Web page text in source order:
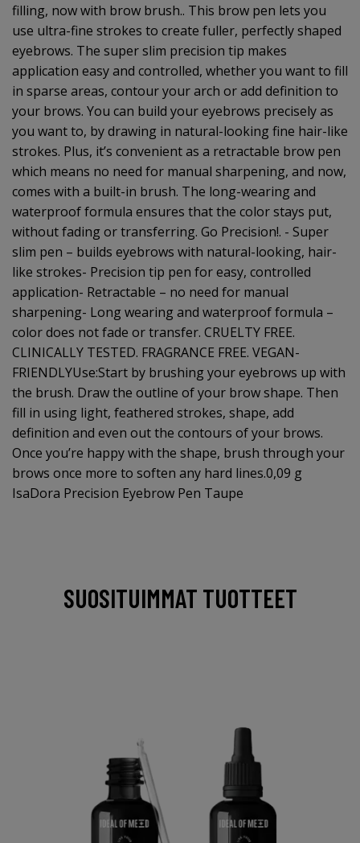
filling, now with brow brush.. This brow pen lets you
use ultra-fine strokes to create fuller, perfectly shaped
eyebrows. The super slim precision tip makes
application easy and controlled, whether you want to fill
in sparse areas, contour your arch or add definition to
your brows. You can build your eyebrows precisely as
you want to, by drawing in natural-looking fine hair-like
strokes. Plus, it’s convenient as a retractable brow pen
which means no need for manual sharpening, and now,
comes with a built-in brush. The long-wearing and
waterproof formula ensures that the color stays put,
without fading or transferring. Go Precision!. - Super
slim pen – builds eyebrows with natural-looking, hair-
like strokes- Precision tip pen for easy, controlled
application- Retractable – no need for manual
sharpening- Long wearing and waterproof formula –
color does not fade or transfer. CRUELTY FREE.
CLINICALLY TESTED. FRAGRANCE FREE. VEGAN-
FRIENDLYUse:Start by brushing your eyebrows up with
the brush. Draw the outline of your brow shape. Then
fill in using light, feathered strokes, shape, add
definition and even out the contours of your brows.
Once you’re happy with the shape, brush through your
brows once more to soften any hard lines.0,09 g
IsaDora Precision Eyebrow Pen Taupe
SUOSITUIMMAT TUOTTEET